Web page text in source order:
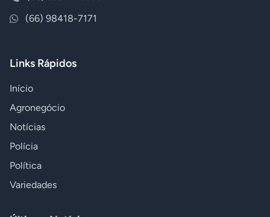
(66) 98418-7171
Links Rápidos
Início
Agronegócio
Notícias
Polícia
Política
Variedades